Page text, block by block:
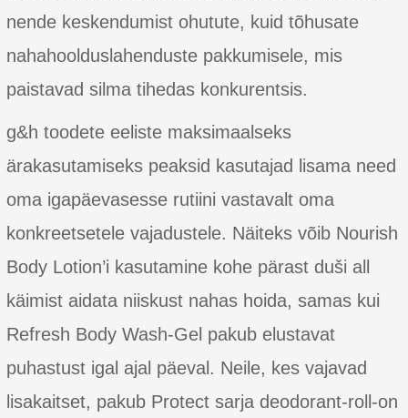
nende keskendumist ohutute, kuid tõhusate
nahahoolduslahenduste pakkumisele, mis
paistavad silma tihedas konkurentsis.
g&h toodete eeliste maksimaalseks
ärakasutamiseks peaksid kasutajad lisama need
oma igapäevasesse rutiini vastavalt oma
konkreetsetele vajadustele. Näiteks võib Nourish
Body Lotion’i kasutamine kohe pärast duši all
käimist aidata niiskust nahas hoida, samas kui
Refresh Body Wash-Gel pakub elustavat
puhastust igal ajal päeval. Neile, kes vajavad
lisakaitset, pakub Protect sarja deodorant-roll-on